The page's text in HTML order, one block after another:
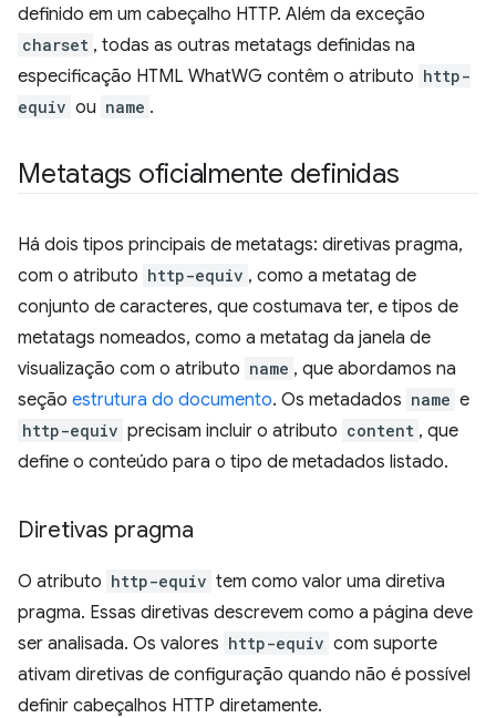
definido em um cabeçalho HTTP. Além da exceção
charset , todas as outras metatags definidas na
especificação HTML WhatWG contêm o atributo http-
equiv ou name .
Metatags oficialmente definidas
Há dois tipos principais de metatags: diretivas pragma,
com o atributo http-equiv , como a metatag de
conjunto de caracteres, que costumava ter, e tipos de
metatags nomeados, como a metatag da janela de
visualização com o atributo name , que abordamos na
seção estrutura do documento. Os metadados name e
http-equiv precisam incluir o atributo content , que
define o conteúdo para o tipo de metadados listado.
Diretivas pragma
O atributo http-equiv tem como valor uma diretiva
pragma. Essas diretivas descrevem como a página deve
ser analisada. Os valores http-equiv com suporte
ativam diretivas de configuração quando não é possível
definir cabeçalhos HTTP diretamente.